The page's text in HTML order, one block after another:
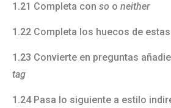
1.21 Completa con so o neither
1.22 Completa los huecos de
1.23 Convierte en preguntas
tag
1.24Pasa lo siguiente a estilo